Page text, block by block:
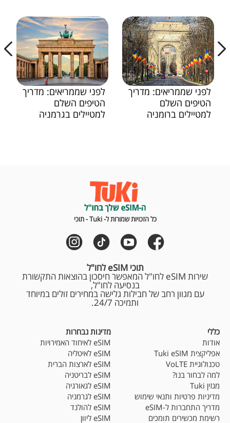
לפני שממריאים: מדריך
הטיפים השלם
למטיילים ברומניה
לפני שממריאים: מדריך
הטיפים השלם
למטיילים בגרמניה
כל הזכויות שמורות ל- Tuki - תוכי
תוכי eSIM לחו"ל
שירות eSIM לחו"ל המאפשר חיסכון בהוצאות התקשורת
בנסיעה לחו"ל,
עם מגוון רחב של חבילות גלישה במחירים זולים במיוחד
ותמיכה 24/7.
כללי
אודות
אפליקצית Tuki eSIM
טכנולוגיית VoLTE
למה לבחור בנו?
מגזין Tuki
מדיניות פרטיות ותנאי שימוש
מדריך התחברות ל-eSIM
רשימת מכשירים תומכים
מדינות נבחרות
eSIM לאיחוד האמירויות
eSIM לאיטליה
eSIM לארצות הברית
eSIM לבריטניה
eSIM לגאורגיה
eSIM לגרמניה
eSIM להולנד
eSIM ליוון